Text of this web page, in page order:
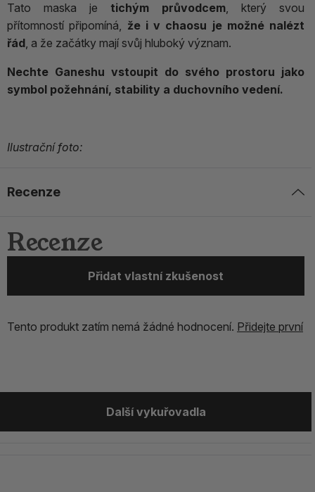
Tato maska je tichým průvodcem, který svou
přítomností připomíná, že i v chaosu je možné nalézt
řád, a že začátky mají svůj hluboký význam.
Nechte Ganeshu vstoupit do svého prostoru jako
symbol požehnání, stability a duchovního vedení.
Ilustrační foto:
Recenze
Recenze
Přidat vlastní zkušenost
Tento produkt zatím nemá žádné hodnocení. Přidejte první
Další vykuřovadla